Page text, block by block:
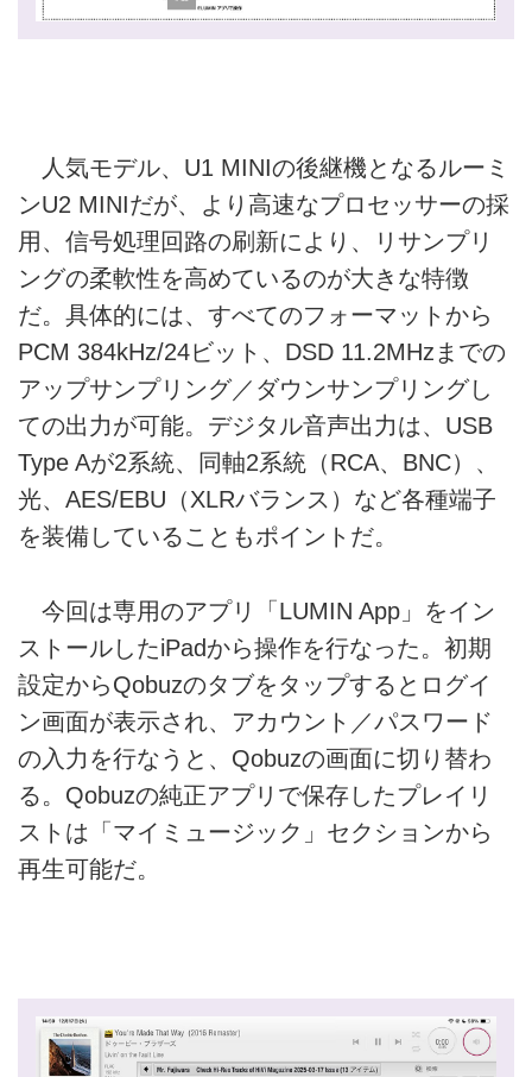
人気モデル、U1 MINIの後継機となるルーミ
ンU2 MINIだが、より高速なプロセッサーの採
用、信号処理回路の刷新により、リサンプリ
ングの柔軟性を高めているのが大きな特徴
だ。具体的には、すべてのフォーマットから
PCM 384kHz/24ビット、DSD 11.2MHzまでの
アップサンプリング／ダウンサンプリングし
ての出力が可能。デジタル音声出力は、USB
Type Aが2系統、同軸2系統（RCA、BNC）、
光、AES/EBU（XLRバランス）など各種端子
を装備していることもポイントだ。
今回は専用のアプリ「LUMIN App」をイン
ストールしたiPadから操作を行なった。初期
設定からQobuzのタブをタップするとログイ
ン画面が表示され、アカウント／パスワード
の入力を行なうと、Qobuzの画面に切り替わ
る。Qobuzの純正アプリで保存したプレイリ
ストは「マイミュージック」セクションから
再生可能だ。